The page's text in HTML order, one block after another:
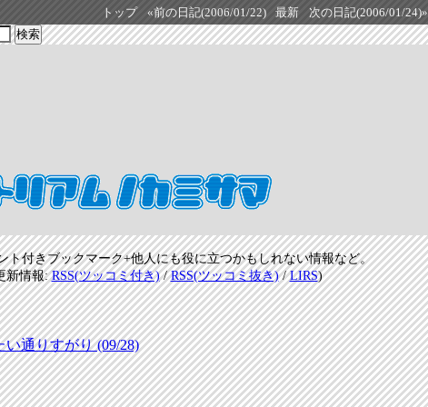
トップ «前の日記(2006/01/22) 最新 次の日記(2006/01/24)»
ト付きブックマーク+他人にも役に立つかもしれない情報など。
新情報:RSS(ツッコミ付き)/RSS(ツッコミ抜き)/LIRS)
通りすがり (09/28)